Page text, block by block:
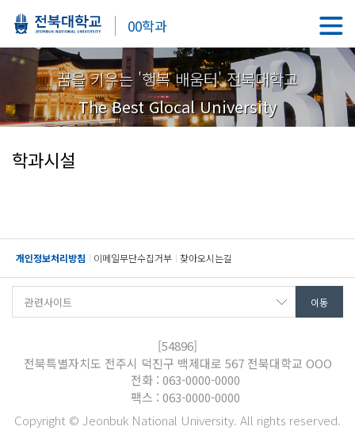
00학과
꿈을 키우는 '행복 배움터' 전북대학교
The Best Glocal University
학과시설
개인정보처리방침 이메일무단수집거부 찾아오시는길
[54896]
전북특별자치도 전주시 덕진구 백제대로 567 전북대학교 OOO
전화 : 063-0000-0000
팩스 : 063-0000-0000
Copyright © Jeonbuk National University. All rights reserved.